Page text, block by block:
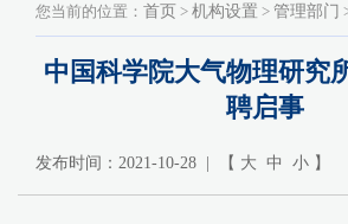
您当前的位置： 首页 > 机构设置 > 管理部门
中国科学院大气物理研究
聘启事
发布时间：2021-10-28 | 【 大 中 小 】